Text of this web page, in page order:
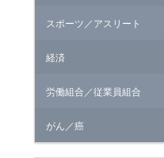
スポーツ／アスリート
経済
労働組合／従業員組合
がん／癌